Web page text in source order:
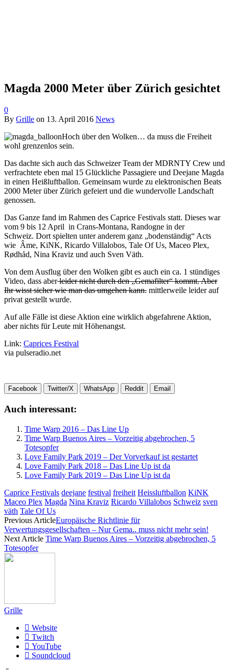
Magda 2000 Meter über Zürich gesichtet
0
By Grille on 13. April 2016 News
Hoch über den Wolken… da muss die Freiheit
wohl grenzenlos sein.
Das dachte sich auch das Schweizer Team der MDRNTY Crew und
verfrachtete eben mal 15 Glückliche Passagiere und Deejane Magda
in einen Heißluftballon. Gemeinsam wurde zu elektronischen Beats
2000 Meter über Zürich gefeiert und die wundervolle Landschaft
genossen.
Das Ganze fand im Rahmen des Caprice Festivals statt. Dieses war
vom 9 bis 12 April in Crans-Montana, Randogne in der
Schweiz. Dort spielten unter anderem ganz „bodenständig“ Acts
wie Âme, KiNK, Ricardo Villalobos, Tale Of Us, Maceo Plex,
Rødhåd, Nina Kraviz und auch Sven Väth.
Von dem Ausflug über den Wolken gibt es auch ein ca. 1 stündiges
Video, dass aberleider nicht durch den „Gemafilter“ kommt. Aber
Ihr wisst sicher wie man das umgehen kann. mittlerweile leider auf
privat gestellt wurde.
Auf alle Fälle ist diese Aktion eine wirklich abgefahrene Aktion,
aber nichts für Leute mit Höhenangst.
Link: Caprices Festival
via pulseradio.net
Facebook Twitter/X WhatsApp Reddit Email
Auch interessant:
Time Warp 2016 – Das Line Up
Time Warp Buenos Aires – Vorzeitig abgebrochen, 5
Totesopfer
Love Family Park 2019 – Der Vorverkauf ist gestartet
Love Family Park 2018 – Das Line Up ist da
Love Family Park 2019 – Das Line Up ist da
Caprice Festivals deejane festival freiheit Heissluftballon KiNK
Maceo Plex Magda Nina Kraviz Ricardo Villalobos Schweiz sven
väth Tale Of Us
Previous ArticleEuropäische Richtlinie für
Verwertungsgesellschaften – Nur Gema.. muss nicht mehr sein!
Next Article Time Warp Buenos Aires – Vorzeitig abgebrochen, 5
Totesopfer
Grille
Website
Twitch
YouTube
Soundcloud